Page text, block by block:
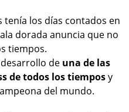
tenía los días contados en
dorada anuncia que no
tiempos.
de una de las
de todos los tiemposy
del mundo.